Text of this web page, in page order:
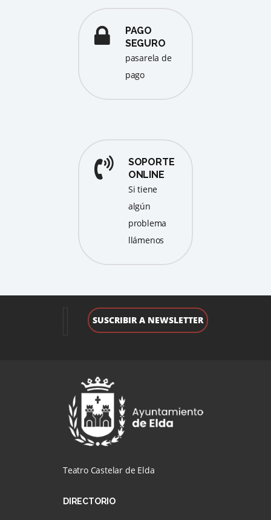
PAGO
SEGURO
pasarela de
pago
SOPORTE
ONLINE
Si tiene
algún
problema
llámenos
Teatro Castelar de Elda
DIRECTORIO